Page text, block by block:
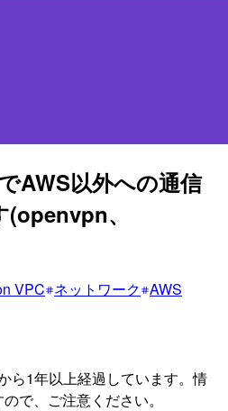
AWS以外への通信
、
VPC ネットワーク AWS
ら1年以上経過しています。情
で、ご注意ください。